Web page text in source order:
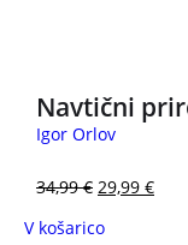
Navtični
Igor Orlov
34,99€ 29,99 €
V košarico